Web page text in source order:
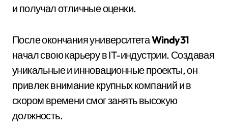
и получал отличные оценки.
После окончания университетаWindy31
начал свою карьеру в IT-индустрии. Создавая
уникальные и инновационные проекты, он
привлек внимание крупных компаний и в
скором времени смог занять высокую
должность.